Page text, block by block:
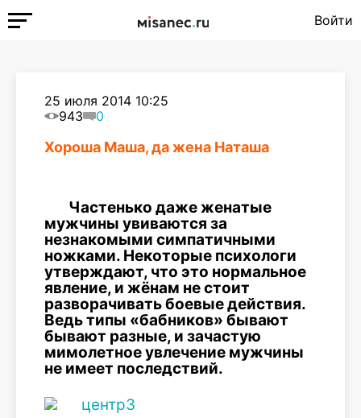
Войти
25 июля 2014 10:25
943
0
Хороша Маша, да жена Наташа
Частенько даже женатые
мужчины увиваются за
незнакомыми симпатичными
ножками. Некоторые психологи
утверждают, что это нормальное
явление, и жёнам не стоит
разворачивать боевые действия.
Ведь типы «бабников» бывают
бывают разные, и зачастую
мимолетное увлечение мужчины
не имеет последствий.